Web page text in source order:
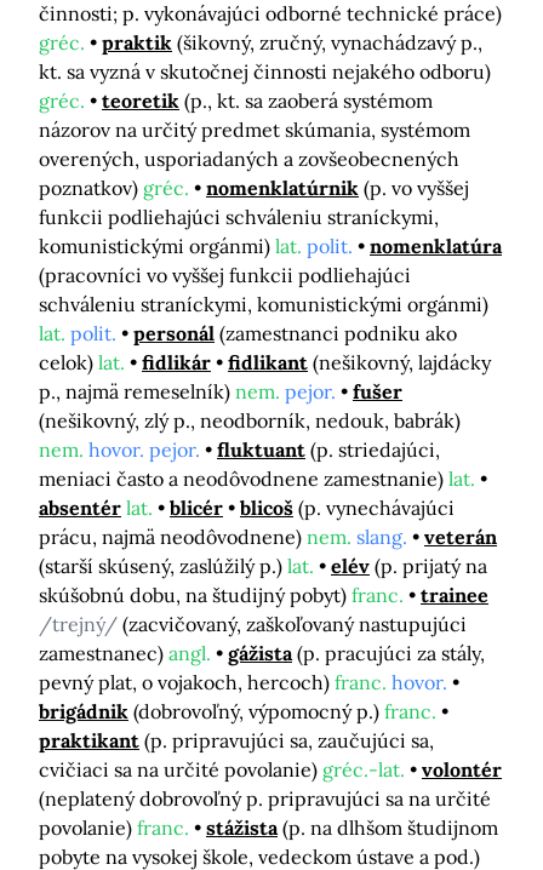
činnosti; p. vykonávajúci odborné technické práce)
gréc.
praktik (šikovný, zručný, vynachádzavý p.,
kt. sa vyzná v skutočnej činnosti nejakého odboru)
gréc.
teoretik (p., kt. sa zaoberá systémom
názorov na určitý predmet skúmania, systémom
overených, usporiadaných a zovšeobecnených
poznatkov) gréc. nomenklatúrnik (p. vo vyššej
funkcii podliehajúci schváleniu straníckymi,
komunistickými orgánmi) lat. polit.
nomenklatúra
(pracovníci vo vyššej funkcii podliehajúci
schváleniu straníckymi, komunistickými orgánmi)
lat. polit. personál (zamestnanci podniku ako
celok) lat. fidlikár fidlikant (nešikovný, lajdácky
p., najmä remeselník) nem. pejor.
fušer
(nešikovný, zlý p., neodborník, nedouk, babrák)
nem. hovor. pejor. fluktuant (p. striedajúci,
meniaci často a neodôvodnene zamestnanie) lat.
absentér lat. blicér blicoš (p. vynechávajúci
prácu, najmä neodôvodnene) nem. slang.
veterán
(starší skúsený, zaslúžilý p.) lat. elév (p. prijatý na
skúšobnú dobu, na študijný pobyt) franc.
trainee
/trejný/ (zacvičovaný, zaškoľovaný nastupujúci
zamestnanec) angl. gážista (p. pracujúci za stály,
pevný plat, o vojakoch, hercoch) franc. hovor.
brigádnik (dobrovoľný, výpomocný p.) franc.
praktikant (p. pripravujúci sa, zaučujúci sa,
cvičiaci sa na určité povolanie) gréc.-lat.
volontér
(neplatený dobrovoľný p. pripravujúci sa na určité
povolanie) franc. stážista (p. na dlhšom študijnom
pobyte na vysokej škole, vedeckom ústave a pod.)